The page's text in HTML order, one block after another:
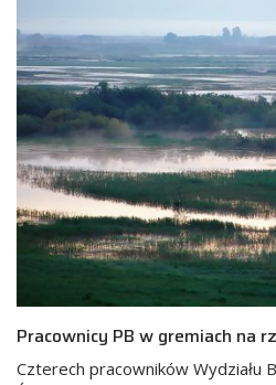
Pracownicy PB w gremiach na
Czterech pracowników Wydziału